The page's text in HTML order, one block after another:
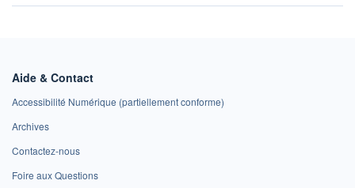
Aide & Contact
Accessibilité Numérique (partiellement conforme)
Archives
Contactez-nous
Foire aux Questions